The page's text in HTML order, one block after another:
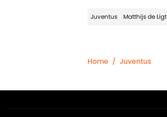
Juventus Matthijs de Ligt
Home / Juventus